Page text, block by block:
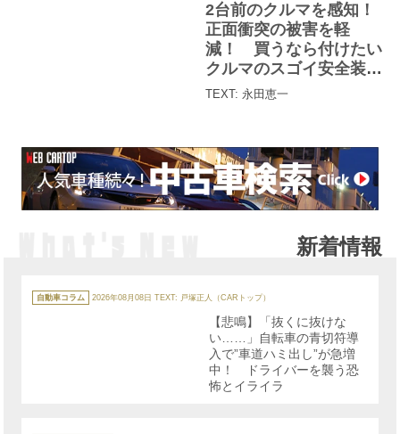
2台前のクルマを感知！
正面衝突の被害を軽
減！ 買うなら付けたい
クルマのスゴイ安全装備
４つ
TEXT: 永田恵一
新着情報
カ
テ
ゴ
自動車コラム 2026年08月08日 TEXT: 戸塚正人（CARトップ）
【悲鳴】「抜くに抜けな
い……」自転車の青切符導
入で”車道ハミ出し”が急増
中！ ドライバーを襲う恐
怖とイライラ